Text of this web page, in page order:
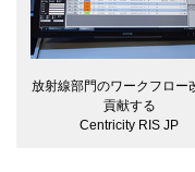
放射線部門のワークフロー
貢献する
Centricity RIS JP